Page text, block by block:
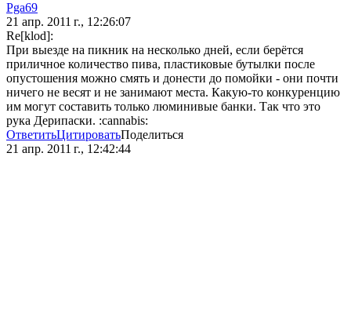
Pga69
21 апр. 2011 г., 12:26:07
Re[klod]:
При выезде на пикник на несколько дней, если берётся
приличное количество пива, пластиковые бутылки после
опустошения можно смять и донести до помойки - они почти
ничего не весят и не занимают места. Какую-то конкуренцию
им могут составить только люминивые банки. Так что это
рука Дерипаски. :cannabis:
ОтветитьЦитироватьПоделиться
21 апр. 2011 г., 12:42:44